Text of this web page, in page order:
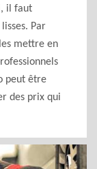
il faut
Par
mettre en
peut être
des prix qui